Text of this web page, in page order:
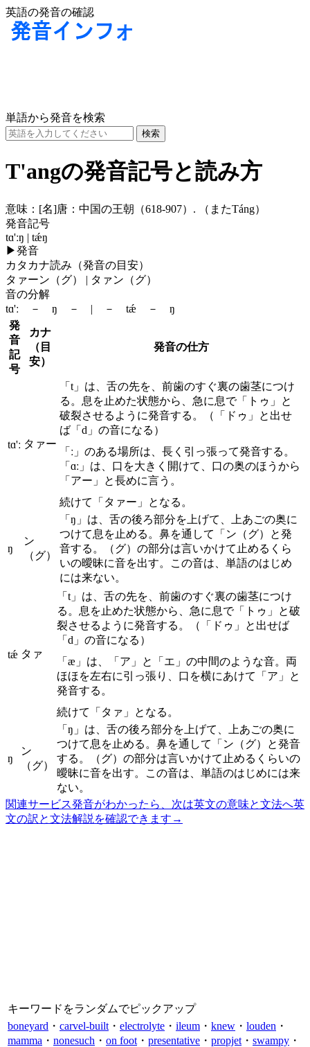
英語の発音の確認
単語から発音を検索
T'angの発音記号と読み方
意味： [名]唐：中国の王朝（618-907）. （またTáng）
発音記号
tɑ'ːŋ | tǽŋ
▶発音
カタカナ読み（発音の目安）
タァーン（グ） | タァン（グ）
音の分解
tɑ'ː － ŋ － | － tǽ － ŋ
発
音
記
号
カナ
（目
安）
発音の仕方
tɑ'ː タァー
「t」は、舌の先を、前歯のすぐ裏の歯茎につけ
る。息を止めた状態から、急に息で「トゥ」と
破裂させるように発音する。（「ドゥ」と出せ
ば「d」の音になる）
「ː」のある場所は、長く引っ張って発音する。
「ɑː」は、口を大きく開けて、口の奥のほうから
「アー」と長めに言う。
続けて「タァー」となる。
ŋ
ン
（グ）
「ŋ」は、舌の後ろ部分を上げて、上あごの奥に
つけて息を止める。鼻を通して「ン（グ）と発
音する。（グ）の部分は言いかけて止めるくら
いの曖昧に音を出す。この音は、単語のはじめ
には来ない。
tǽ タァ
「t」は、舌の先を、前歯のすぐ裏の歯茎につけ
る。息を止めた状態から、急に息で「トゥ」と破
裂させるように発音する。（「ドゥ」と出せば
「d」の音になる）
「æ」は、「ア」と「エ」の中間のような音。両
ほほを左右に引っ張り、口を横にあけて「ア」と
発音する。
続けて「タァ」となる。
ŋ
ン
（グ）
「ŋ」は、舌の後ろ部分を上げて、上あごの奥に
つけて息を止める。鼻を通して「ン（グ）と発音
する。（グ）の部分は言いかけて止めるくらいの
曖昧に音を出す。この音は、単語のはじめには来
ない。
関連サービス発音がわかったら、次は英文の意味と文法へ英
文の訳と文法解説を確認できます →
キーワードをランダムでピックアップ
boneyard ・ carvel-built ・ electrolyte ・ ileum ・ knew ・ louden ・
mamma ・ nonesuch ・ on foot ・ presentative ・ propjet ・ swampy ・